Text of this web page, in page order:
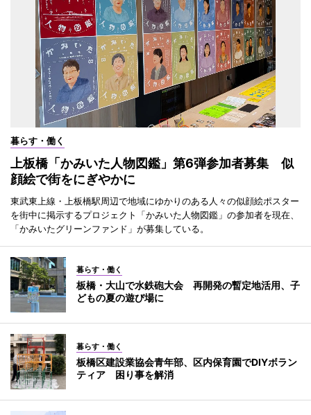
暮らす・働く
上板橋「かみいた人物図鑑」第6弾参加者募集 似
顔絵で街をにぎやかに
東武東上線・上板橋駅周辺で地域にゆかりのある人々の似顔絵ポスター
を街中に掲示するプロジェクト「かみいた人物図鑑」の参加者を現在、
「かみいたグリーンファンド」が募集している。
暮らす・働く
板橋・大山で水鉄砲大会 再開発の暫定地活用、子
どもの夏の遊び場に
暮らす・働く
板橋区建設業協会青年部、区内保育園でDIYボラン
ティア 困り事を解消